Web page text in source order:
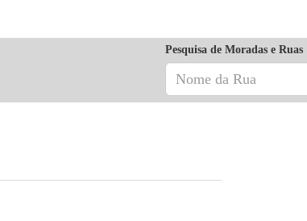
Pesquisa de Moradas e Ruas